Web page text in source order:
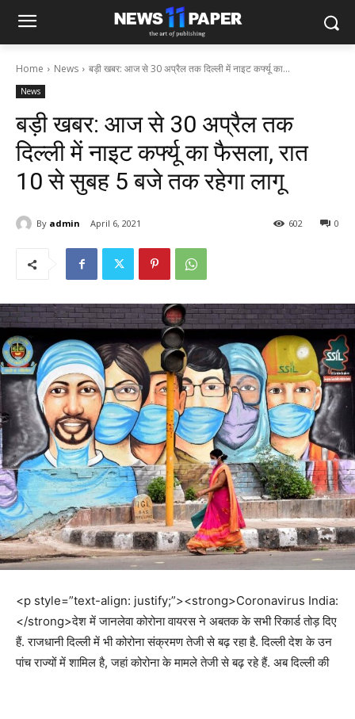
Home News बड़ी खबर: आज से 30 अप्रैल तक दिल्ली में नाइट कर्फ्यू का...
News
बड़ी खबर: आज से 30 अप्रैल तक
दिल्ली में नाइट कर्फ्यू का फैसला, रात
10 से सुबह 5 बजे तक रहेगा लागू
By admin April 6, 2021 0
602
<p style=”text-align: justify;”><strong>Coronavirus India:
</strong>देश में जानलेवा कोरोना वायरस ने अबतक के सभी रिकार्ड तोड़ दिए
हैं. राजधानी दिल्ली में भी कोरोना संक्रमण तेजी से बढ़ रहा है. दिल्ली देश के उन
पांच राज्यों में शामिल है, जहां कोरोना के मामले तेजी से बढ़ रहे हैं. अब दिल्ली की